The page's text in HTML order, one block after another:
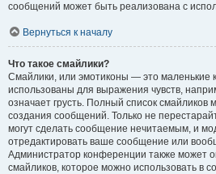
сообщений может быть реализована с
Вернуться к началу
Что такое смайлики?
Смайлики, или эмотиконы — это маленькие
использованы для выражения чувств,
означает грусть. Полный список смайликов
создания сообщений. Только не
могут сделать сообщение нечитаемым, и
отредактировать ваше сообщение или
Администратор конференции также может
смайликов, которое можно использовать в